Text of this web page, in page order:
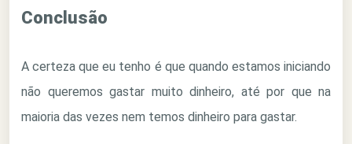
Conclusão
A certeza que eu tenho é que quando estamos iniciando
não queremos gastar muito dinheiro, até por que na
maioria das vezes nem temos dinheiro para gastar.